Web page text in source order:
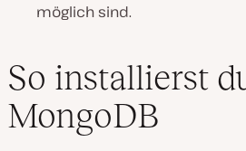
möglich sind.
So installierst
MongoDB